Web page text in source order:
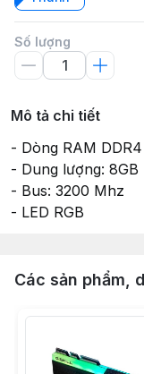
Số lượng
Mô tả chi tiết
- Dòng RAM
- Dung lượng: 8GB
- Bus: 3200 Mhz
- LED RGB
Các sản phẩm,